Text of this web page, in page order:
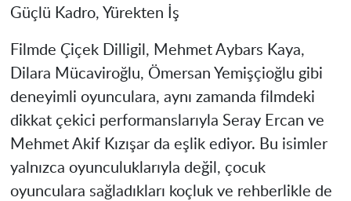
Güçlü Kadro, Yürekten İş
Filmde Çiçek Dilligil, Mehmet Aybars Kaya,
Dilara Mücaviroğlu, Ömersan Yemişçioğlu gibi
deneyimli oyunculara, aynı zamanda filmdeki
dikkat çekici performanslarıyla Seray Ercan ve
Mehmet Akif Kızışar da eşlik ediyor. Bu isimler
yalnızca oyunculuklarıyla değil, çocuk
oyunculara sağladıkları koçluk ve rehberlikle de